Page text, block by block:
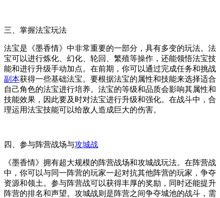
三、掌握法宝玩法
法宝是《墨香情》中非常重要的一部分，具有多变的玩法。法
宝可以进行炼化、幻化、轮回、繁殖等操作，还能领悟法宝技
能和进行升级手动加点。在前期，你可以通过完成任务和挑战
副本获得一些基础法宝。要根据法宝的属性和技能来选择适合
自己角色的法宝进行培养。法宝的等级和品质会影响其属性和
技能效果，因此要及时对法宝进行升级和强化。在战斗中，合
理运用法宝技能可以给敌人造成巨大的伤害。
四、参与阵营战场与攻城战
《墨香情》拥有超大规模的阵营战场和攻城战玩法。在阵营战
中，你可以与同一阵营的玩家一起对抗其他阵营的玩家，争夺
资源和领土。参与阵营战可以获得丰厚的奖励，同时还能提升
阵营的排名和声望。攻城战则是阵营之间争夺城池的战斗，需